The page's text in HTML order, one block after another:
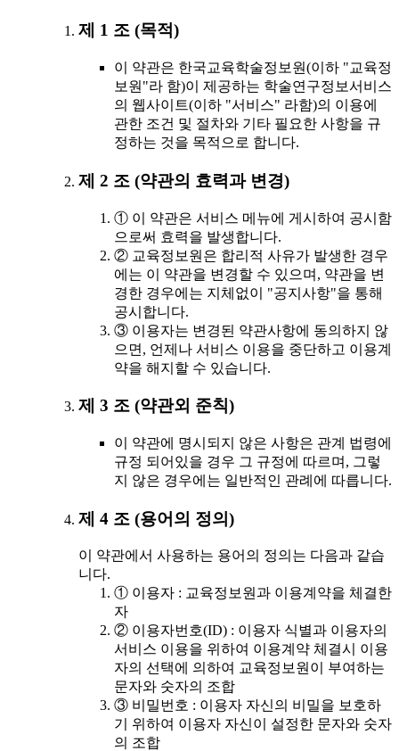
제 1 조 (목적)
이 약관은 한국교육학술정보원(이하 "교육정
보원"라 함)이 제공하는 학술연구정보서비스
의 웹사이트(이하 "서비스" 라함)의 이용에
관한 조건 및 절차와 기타 필요한 사항을 규
정하는 것을 목적으로 합니다.
제 2 조 (약관의 효력과 변경)
① 이 약관은 서비스 메뉴에 게시하여 공시함
으로써 효력을 발생합니다.
② 교육정보원은 합리적 사유가 발생한 경우
에는 이 약관을 변경할 수 있으며, 약관을 변
경한 경우에는 지체없이 "공지사항"을 통해
공시합니다.
③ 이용자는 변경된 약관사항에 동의하지 않
으면, 언제나 서비스 이용을 중단하고 이용계
약을 해지할 수 있습니다.
제 3 조 (약관외 준칙)
이 약관에 명시되지 않은 사항은 관계 법령에
규정 되어있을 경우 그 규정에 따르며, 그렇
지 않은 경우에는 일반적인 관례에 따릅니다.
제 4 조 (용어의 정의)
이 약관에서 사용하는 용어의 정의는 다음과 같습
니다.
① 이용자 : 교육정보원과 이용계약을 체결한
자
② 이용자번호(ID) : 이용자 식별과 이용자의
서비스 이용을 위하여 이용계약 체결시 이용
자의 선택에 의하여 교육정보원이 부여하는
문자와 숫자의 조합
③ 비밀번호 : 이용자 자신의 비밀을 보호하
기 위하여 이용자 자신이 설정한 문자와 숫자
의 조합